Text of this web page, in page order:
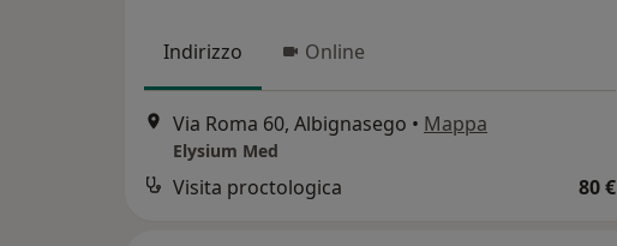
Indirizzo Online
Via Roma 60, Albignasego • Mappa
Elysium Med
Visita proctologica 80 €